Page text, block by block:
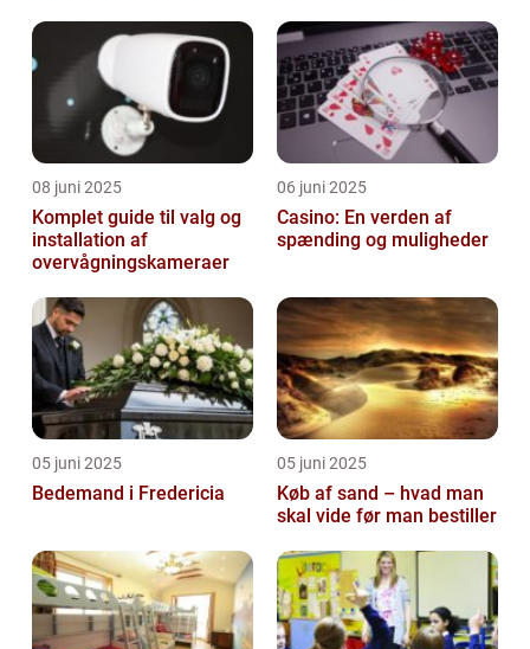
08 juni 2025
Komplet guide til valg og
installation af
overvågningskameraer
06 juni 2025
Casino: En verden af
spænding og muligheder
05 juni 2025
Bedemand i Fredericia
05 juni 2025
Køb af sand – hvad man
skal vide før man bestiller